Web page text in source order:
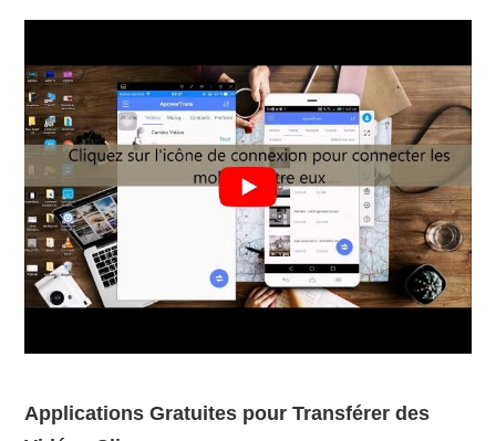
Applications Gratuites pour Transférer des